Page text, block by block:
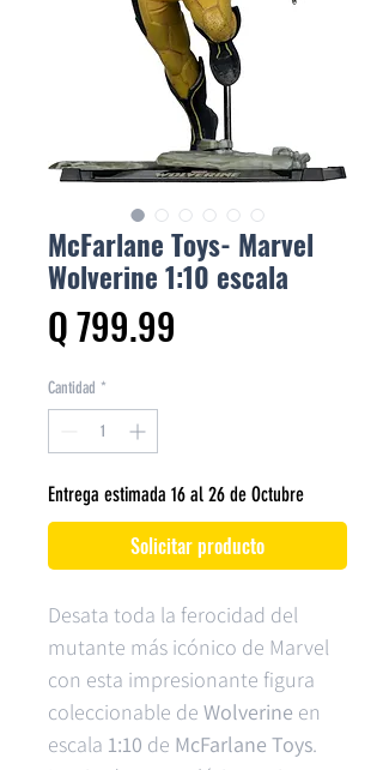
McFarlane Toys- Marvel
Wolverine 1:10 escala
Q 799.99
Cantidad *
Entrega estimada 16 al 26 de Octubre
Solicitar producto
Desata toda la ferocidad del
mutante más icónico de Marvel
con esta impresionante figura
coleccionable de Wolverine en
escala 1:10 de McFarlane Toys.